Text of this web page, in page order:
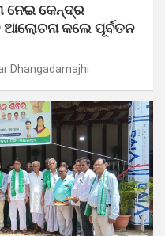
ନେଇ କେନ୍ଦ୍ର
କଲେ ପୂର୍ବତନ
Dhangadamajhi